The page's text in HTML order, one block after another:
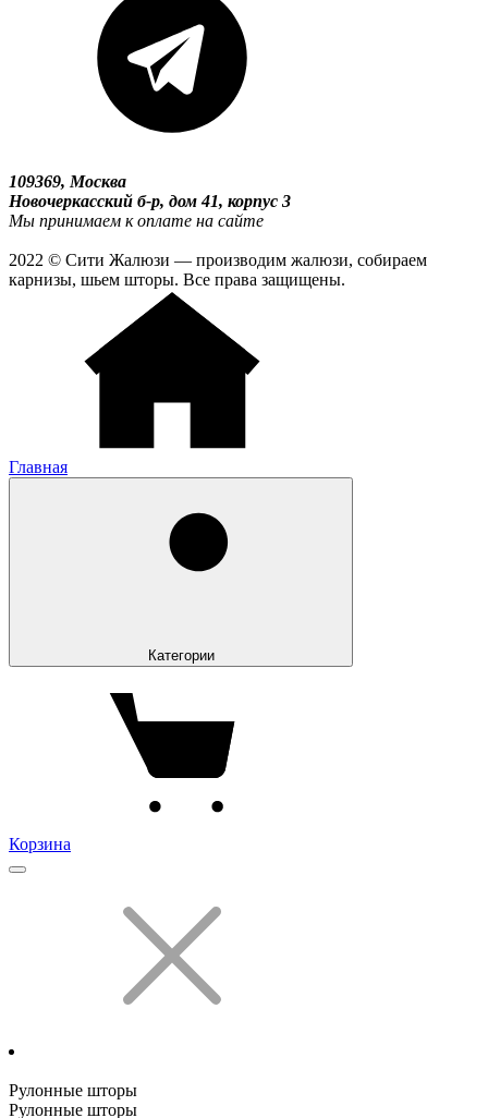
109369, Москва
Новочеркасский б-р, дом 41, корпус 3
Мы принимаем к оплате на сайте
2022 © Сити Жалюзи — производим жалюзи, собираем
карнизы, шьем шторы. Все права защищены.
Главная
Категории
Корзина
Рулонные шторы
Рулонные шторы